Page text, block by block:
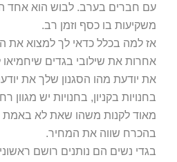
עם חברים בערב. לבוש הוא אחד
משקיעות בו כסף וזמן רב.
אז למה בכלל כדאי לך למצוא את
אחרות את שילובי בגדים
את יודעת מהו הסגנון שלך את
בחנויות בקניון, בחנויות יש מגוון
מאוד לקנות משהו שאת לא באמת
בהכרח שווה את המחיר.
בגדי נשים הם נותנים רושם